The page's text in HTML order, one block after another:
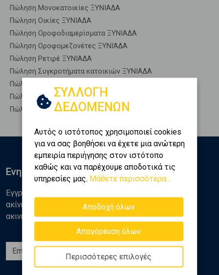
Πώληση Μονοκατοικίες ΞΥΝΙΑΔΑ
Πώληση Οικίες ΞΥΝΙΑΔΑ
Πώληση Οροφοδιαμερίσματα ΞΥΝΙΑΔΑ
Πώληση Οροφομεζονέτες ΞΥΝΙΑΔΑ
Πώληση Ρετιρέ ΞΥΝΙΑΔΑ
Πώληση Συγκροτήματα κατοικιών ΞΥΝΙΑΔΑ
Πώληση Υπόγεια ΞΥΝΙΑΔΑ
Πώληση Υπόσκαφα ΞΥΝΙΑΔΑ
Πώληση Υπολ. υψουν ΞΥΝΙΑΔΑ
ΣΥΛΛΟΓΗ
ΔΕΔΟΜΕΝΩΝ
Αυτός ο ιστότοπος χρησιμοποιεί cookies
για να σας βοηθήσει να έχετε μια ανώτερη
εμπειρία περιήγησης στον ιστότοπο
καθώς και να παρέχουμε αποδοτικά τις
υπηρεσίες μας. Μάθετε περισσότερα...
Αποδοχή όλων
Απαγόρευση όλων
Περισσότερες επιλογές
Ενημερωθείτε
Εγγραφείτε στο newsletter της Golden Home για νέα
ακίνητα, αναλύσεις και διάφορα θέματα της αγοράς
ακινήτων